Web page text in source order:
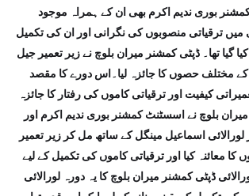
بوری ندیم اکرم بھی ان کے ہمراہ موجود
میں ترقیاتی منصوبوں کی نگرانی اور ان کی تکمیل
کیا گیا تھا۔ ڈپٹی کمشنر میران بلوچ نے زیر تعمیر جیل
کے مختلف حصوں کا جائزہ لیا۔اس دورے کا مقصد
کیفیت اور ترقیاتی کاموں کی رفتار کا جائزہ
میران بلوچ نے اسسٹنٹ کمشنر بوری ندیم اکرم اور
لورالائی اسماعیل مینگل کے ساتھ مل کر زیر تعمیر
معائنہ کیا اور ترقیاتی کاموں کی تکمیل کے لیے
ڈپٹی کمشنر میران بلوچ کا یہ دورہ لورالائی